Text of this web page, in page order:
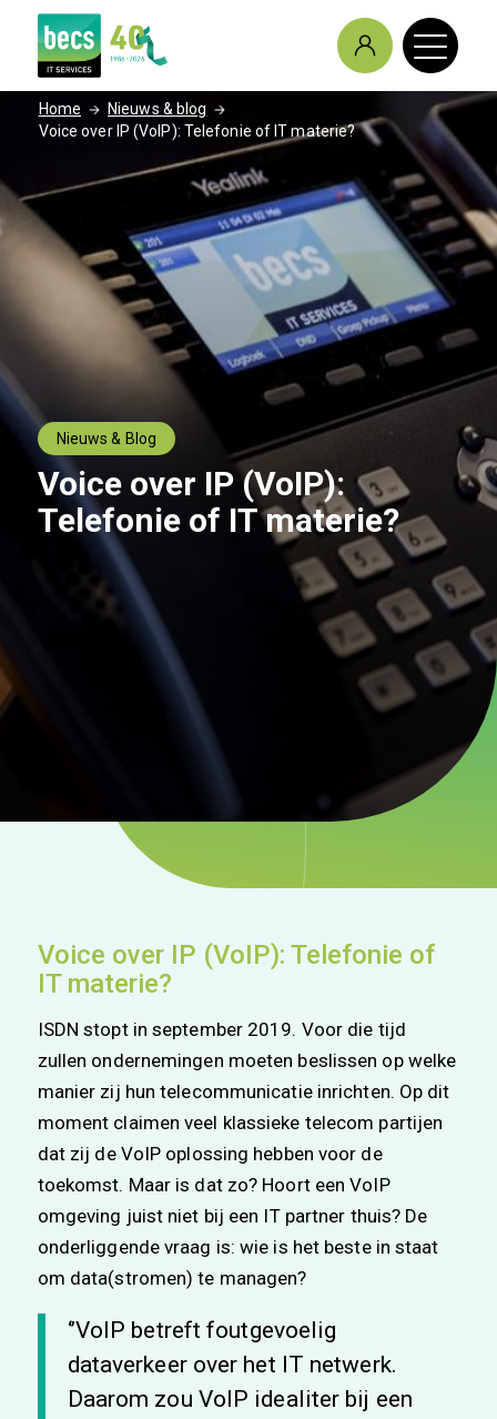
Home / Nieuws & blog /
Voice over IP (VoIP): Telefonie of IT materie?
Nieuws & Blog
Voice over IP (VoIP):
Telefonie of IT materie?
Voice over IP (VoIP): Telefonie of
IT materie?
ISDN stopt in september 2019. Voor die tijd
zullen ondernemingen moeten beslissen op welke
manier zij hun telecommunicatie inrichten. Op dit
moment claimen veel klassieke telecom partijen
dat zij de VoIP oplossing hebben voor de
toekomst. Maar is dat zo? Hoort een VoIP
omgeving juist niet bij een IT partner thuis? De
onderliggende vraag is: wie is het beste in staat
om data(stromen) te managen?
‘’VoIP betreft foutgevoelig
dataverkeer over het IT netwerk.
Daarom zou VoIP idealiter bij een